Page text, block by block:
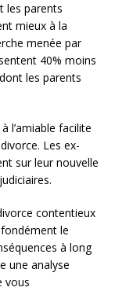
les parents
mieux à la
menée par
40% moins
les parents
l’amiable facilite
Les ex-
sur leur nouvelle
contentieux
le
à long
une analyse
vous